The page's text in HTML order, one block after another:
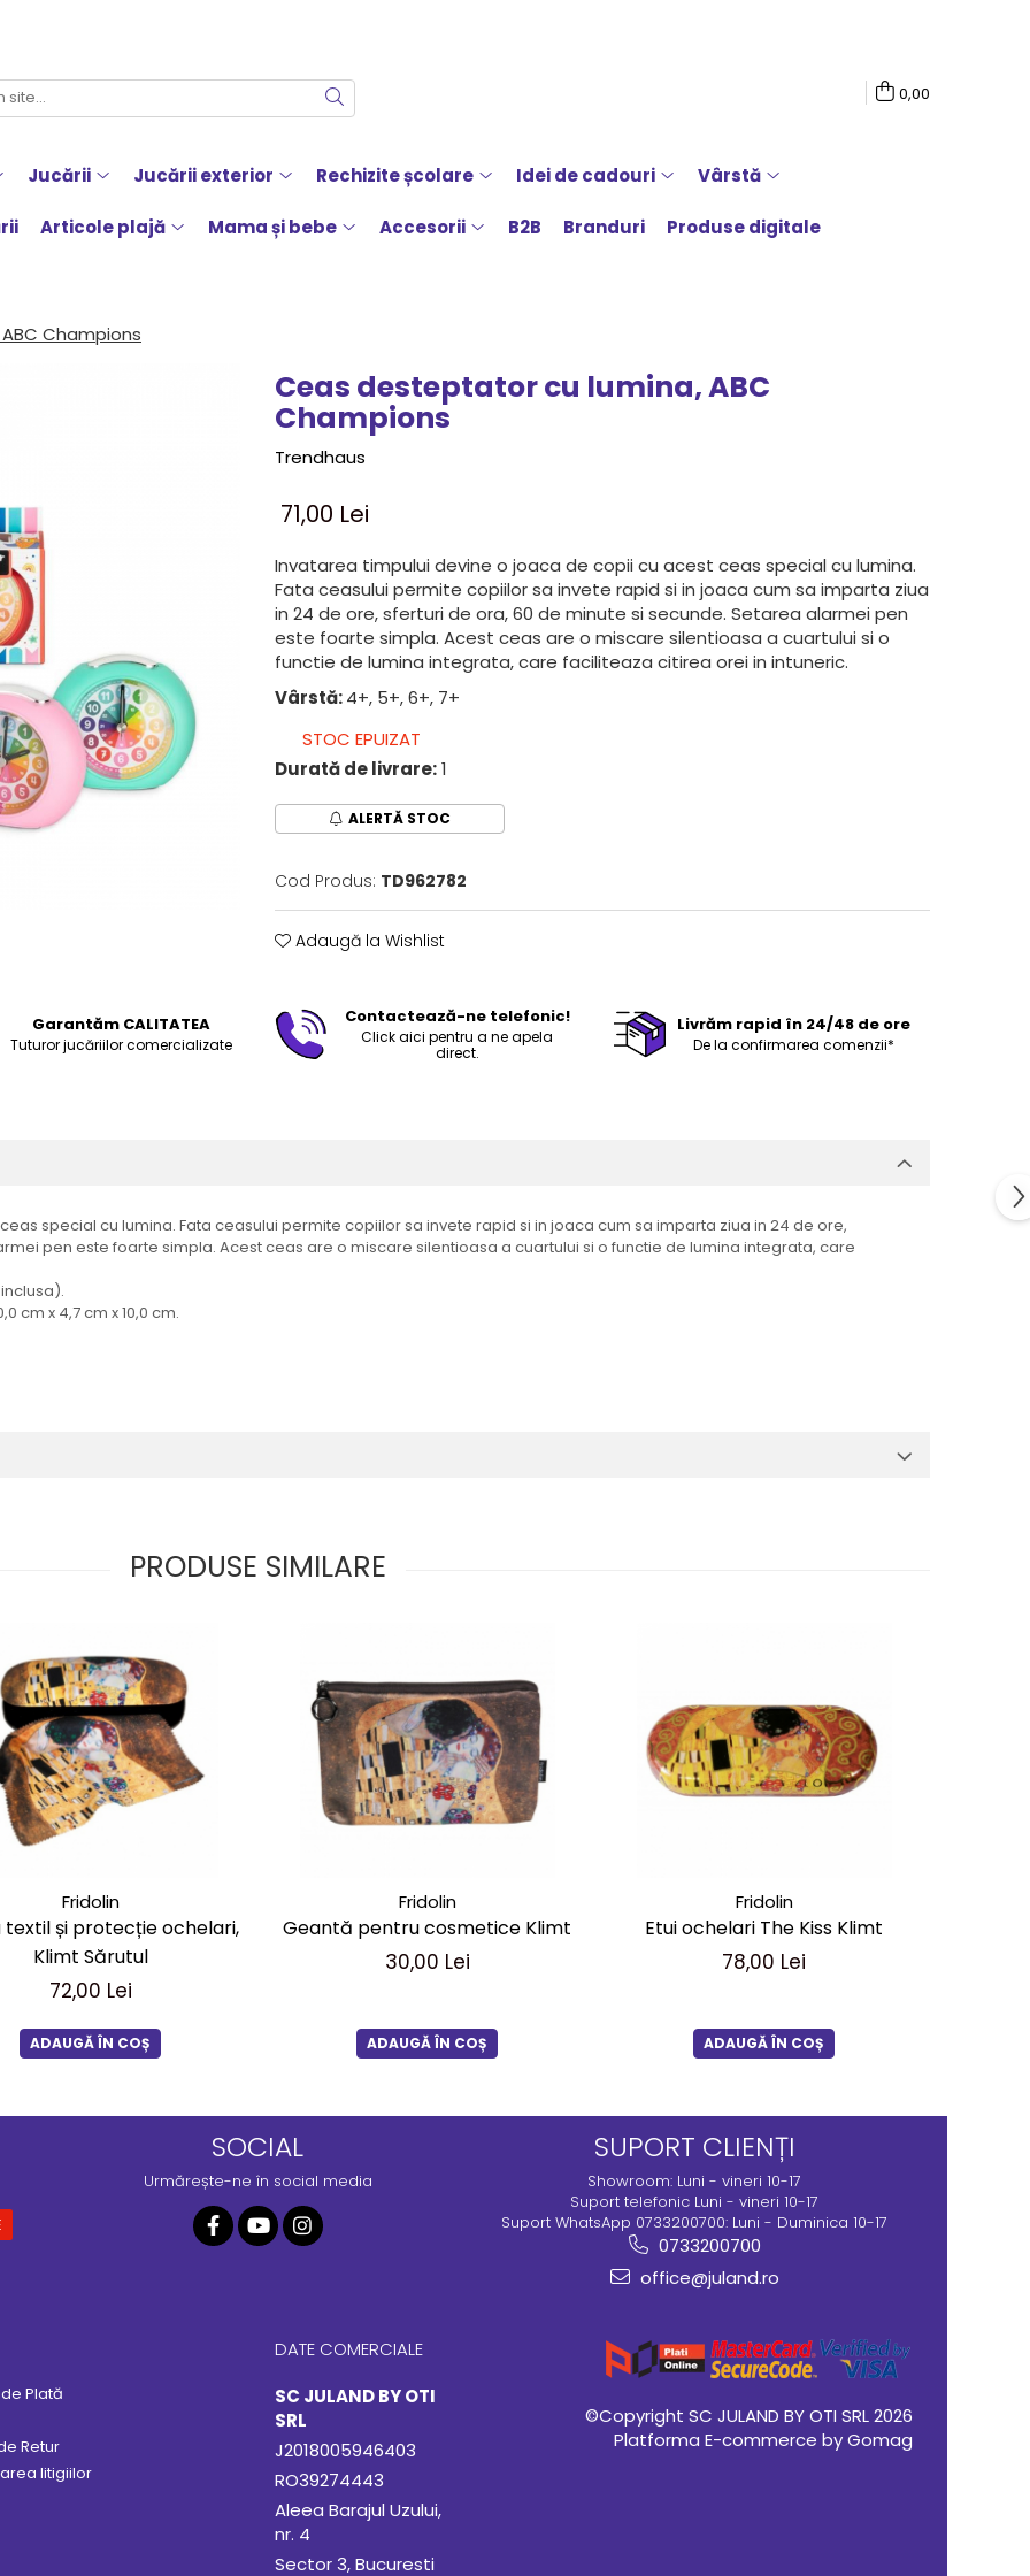
0,00
Jucării Jucării exterior Rechizite școlare Idei de cadouri Vârstă
Articole plajă Mama și bebe Accesorii B2B Branduri Produse digitale
Champions
Ceas desteptator cu lumina, ABC
Champions
Trendhaus
71,00 Lei
Invatarea timpului devine o joaca de copii cu acest ceas special cu lumina.
Fata ceasului permite copiilor sa invete rapid si in joaca cum sa imparta ziua
in 24 de ore, sferturi de ora, 60 de minute si secunde. Setarea alarmei pen
este foarte simpla. Acest ceas are o miscare silentioasa a cuartului si o
functie de lumina integrata, care faciliteaza citirea orei in intuneric.
Vârstă:4+, 5+, 6+, 7+
STOC EPUIZAT
Durată de livrare:1
ALERTĂ STOC
Cod Produs: TD962782
Adaugă la Wishlist
Garantăm CALITATEA
Tuturor jucăriilor comercializate
Contactează-ne telefonic!
Click aici pentru a ne apela
direct.
Livrăm rapid în 24/48 de ore
De la confirmarea comenzii*
special cu lumina. Fata ceasului permite copiilor sa invete rapid si in joaca cum sa imparta ziua in 24 de ore,
pen este foarte simpla. Acest ceas are o miscare silentioasa a cuartului si o functie de lumina integrata, care
cm x 4,7 cm x 10,0 cm.
PRODUSE SIMILARE
Fridolin
textil și protecție ochelari,
Klimt Sărutul
72,00 Lei
ADAUGĂ ÎN COȘ
Fridolin
Geantă pentru cosmetice Klimt
30,00 Lei
ADAUGĂ ÎN COȘ
Fridolin
Etui ochelari The Kiss Klimt
78,00 Lei
ADAUGĂ ÎN COȘ
SOCIAL
Urmărește-ne în social media
SUPORT CLIENȚI
Showroom: Luni - vineri 10-17
Suport telefonic Luni - vineri 10-17
Suport WhatsApp 0733200700: Luni - Duminica 10-17
0733200700
office@juland.ro
Plată
Retur
litigiilor
DATE COMERCIALE
SC JULAND BY OTI
SRL
J2018005946403
RO39274443
Aleea Barajul Uzului,
nr. 4
Sector 3, Bucuresti
©Copyright SC JULAND BY OTI SRL 2026
Platforma E-commerce by Gomag